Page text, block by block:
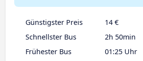
Günstigster Preis
14 €
Schnellster Bus
2h 50min
Frühester Bus
01:25 Uhr